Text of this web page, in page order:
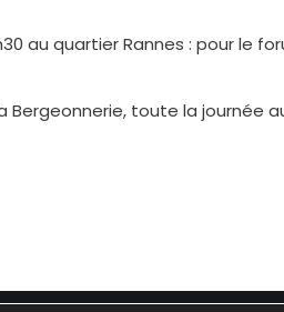
au quartier Rannes : pour
Bergeonnerie, toute la journée